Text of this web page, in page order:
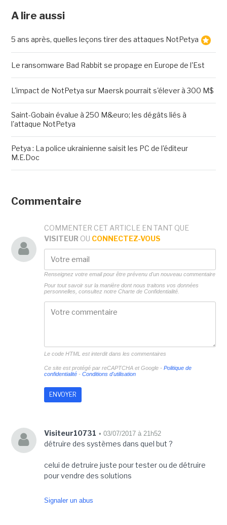
A lire aussi
5 ans après, quelles leçons tirer des attaques NotPetya
Le ransomware Bad Rabbit se propage en Europe de l'Est
L'impact de NotPetya sur Maersk pourrait s'élever à 300 M$
Saint-Gobain évalue à 250 M&euro; les dégâts liés à
l'attaque NotPetya
Petya : La police ukrainienne saisit les PC de l'éditeur
M.E.Doc
Commentaire
COMMENTER CET ARTICLE EN TANT QUE
VISITEUR OU CONNECTEZ-VOUS
Renseignez votre email pour être prévenu d'un nouveau commentaire
Pour tout savoir sur la manière dont nous traitons vos données
personnelles, consultez notre Charte de Confidentialité.
Le code HTML est interdit dans les commentaires
Ce site est protégé par reCAPTCHA et Google - Politique de
confidentialité- Conditions d'utilisation
Visiteur10731 • 03/07/2017 à 21h52
détruire des systèmes dans quel but ?
celui de detruire juste pour tester ou de détruire
pour vendre des solutions
Signaler un abus